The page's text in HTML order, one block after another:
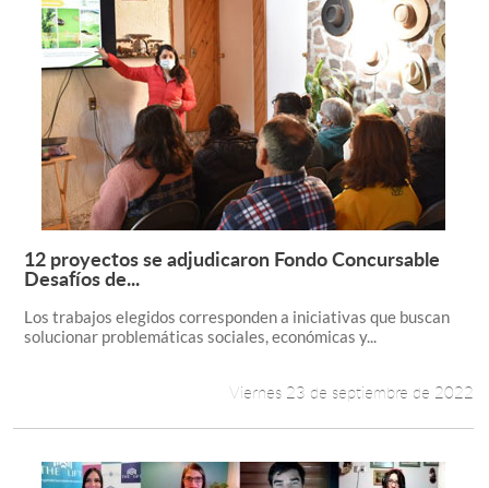
Leer más +
12 proyectos se adjudicaron Fondo Concursable
Desafíos de...
Los trabajos elegidos corresponden a iniciativas que buscan
solucionar problemáticas sociales, económicas y...
Viernes 23 de septiembre de 2022